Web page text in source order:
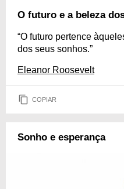
O futuro e a beleza
“O futuro pertence
dos seus sonhos.”
Eleanor Roosevelt
COPIAR
Sonho e esperança